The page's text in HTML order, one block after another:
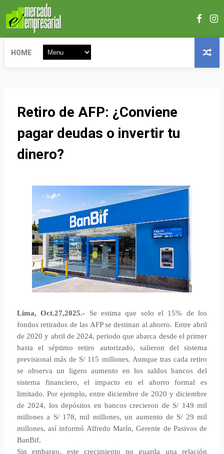
HOME
Retiro de AFP: ¿Conviene
pagar deudas o invertir tu
dinero?
Lima, Oct.27,2025.- Se estima que solo el 15% de los
fondos retirados de las AFP se destinan al ahorro. Entre abril
de 2020 y abril de 2024, periodo que abarca desde el primer
hasta el séptimo retiro autorizado, salieron del sistema
previsional más de S/ 115 millones. Aunque tras cada retiro
se observa un ligero aumento en los saldos bancos del
sistema financiero, el impacto en el ahorro formal es
limitado. Por ejemplo, entre diciembre de 2020 y diciembre
de 2024, los depósitos en bancos crecieron de S/ 149 mil
millones a S/ 178, mil millones, un aumento de S/ 29 mil
millones, así informó Alfredo Marín, Gerente de Pasivos de
BanBif.
Sin embargo, este crecimiento no guarda una relación